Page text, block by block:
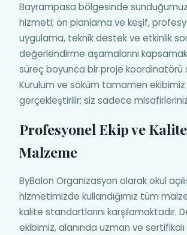
Bayrampasa bölgesinde sunduğumuz
hizmeti; ön planlama ve keşif,
uygulama, teknik destek ve etkinlik
değerlendirme aşamalarını
süreç boyunca bir proje koordinatörü
Kurulum ve söküm tamamen
gerçekleştirilir; siz sadece
Profesyonel Ekip ve
Malzeme
ByBalon Organizasyon olarak okul
hizmetimizde kullandığımız tüm
kalite standartlarını karşılamaktadır.
ekibimiz, alanında uzman ve sertifikalı